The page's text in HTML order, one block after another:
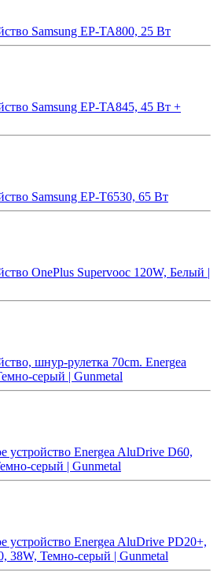
Samsung EP-TA800, 25 Вт
Samsung EP-TA845, 45 Вт +
Samsung EP-T6530, 65 Вт
OnePlus Supervooc 120W, Белый |
шнур-рулетка 70cm. Energea
серый | Gunmetal
устройство Energea AluDrive D60,
серый | Gunmetal
устройство Energea AluDrive PD20+,
38W, Темно-серый | Gunmetal